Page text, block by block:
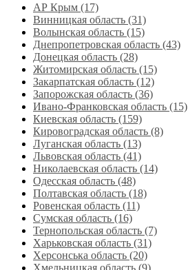
АР Крым (17)
Винницкая область (31)
Волынская область (15)
Днепропетровская область‎ (43)
Донецкая область (28)
Житомирская область (15)
Закарпатская область (12)
Запорожская область (36)
Ивано-Франковская область (15)
Киевская область (159)
Кировоградская область (8)
Луганская область‎ (13)
Львовская область‎ (41)
Николаевская область‎ (14)
Одесская область‎ (48)
Полтавская область (18)
Ровенская область‎ (11)
Сумская область‎ (16)
Тернопольская область‎ (7)
Харьковская область‎ (31)
Херсонська область‎ (20)
Хмельницкая область‎ (9)